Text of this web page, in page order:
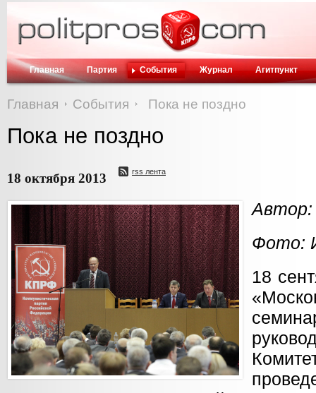
Главная Партия События Журнал Агитпункт
Главная События Пока не поздно
Пока не поздно
18 октября 2013 rss лента
Автор:
Фото:
18